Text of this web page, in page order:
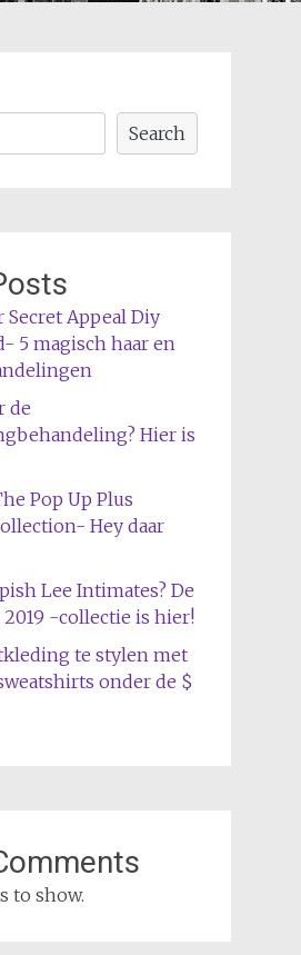
Search
Appeal Diy
5 magisch haar en
de
Hier is
Pop Up Plus
Hey daar
Lee Intimates? De
-collectie is hier!
te stylen met
onder de $
to show.